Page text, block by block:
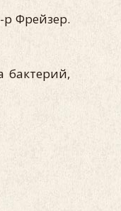
Фрейзер.
бактерий,